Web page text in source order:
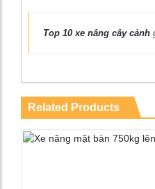
Top 10 xe nâng cây cảnh
Related Products